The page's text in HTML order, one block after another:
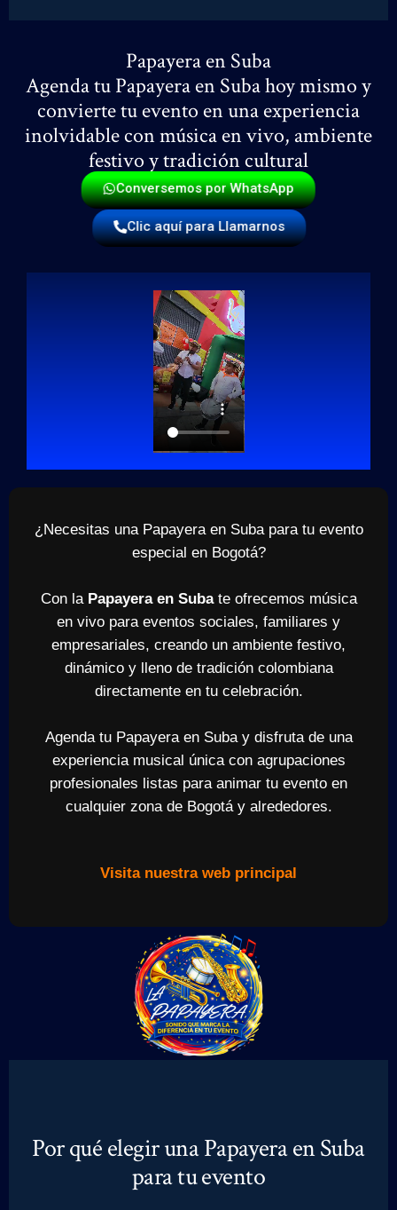
Papayera en Suba
Agenda tu Papayera en Suba hoy mismo y
convierte tu evento en una experiencia
inolvidable con música en vivo, ambiente
festivo y tradición cultural
Conversemos por WhatsApp
Clic aquí para Llamarnos
¿Necesitas una Papayera en Suba para tu evento
especial en Bogotá?
Con la Papayera en Subate ofrecemos música
en vivo para eventos sociales, familiares y
empresariales, creando un ambiente festivo,
dinámico y lleno de tradición colombiana
directamente en tu celebración.
Agenda tu Papayera en Suba y disfruta de una
experiencia musical única con agrupaciones
profesionales listas para animar tu evento en
cualquier zona de Bogotá y alrededores.
Visita nuestra web principal
Por qué elegir una Papayera en Suba
para tu evento